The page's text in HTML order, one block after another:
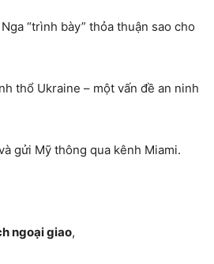
“trình bày” thỏa thuận sao cho
thổ Ukraine – một vấn đề an ninh
gửi Mỹ thông qua kênh Miami.
ngoại giao,